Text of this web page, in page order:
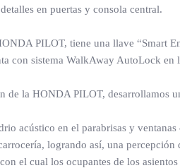
en puertas y consola central.
PILOT, tiene una llave “Smart
con sistema WalkAway AutoLock
de la HONDA PILOT, desarrollamos
acústico en el parabrisas y
logrando así, una
el cual los ocupantes de los